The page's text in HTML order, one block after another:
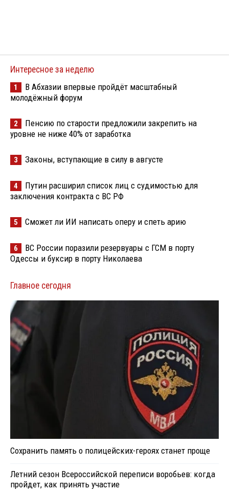
Интересное за неделю
1
В Абхазии впервые пройдёт масштабный
молодёжный форум
2
Пенсию по старости предложили закрепить на
уровне не ниже 40% от заработка
3 Законы, вступающие в силу в августе
4
Путин расширил список лиц с судимостью для
заключения контракта с ВС РФ
5 Сможет ли ИИ написать оперу и спеть арию
6
ВС России поразили резервуары с ГСМ в порту
Одессы и буксир в порту Николаева
Главное сегодня
Сохранить память о полицейских-героях станет проще
Летний сезон Всероссийской переписи воробьев: когда
пройдет, как принять участие